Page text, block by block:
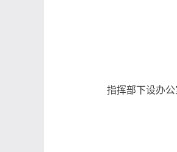
指挥部下设办